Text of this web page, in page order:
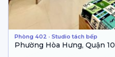
Phòng 402 · Studio tách bếp
Phường Hòa Hưng, Quận 10